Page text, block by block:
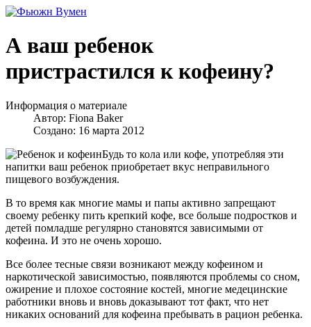
А ваш ребенок
пристрастился к кофеину?
Информация о материале
Автор: Fiona Baker
Создано: 16 марта 2012
Будь то кола или кофе, употребляя эти
напитки ваш ребенок приобретает вкус неправильного
пищевого возбуждения.
В то время как многие мамы и папы активно запрещают
своему ребенку пить крепкий кофе, все больше подростков и
детей помладше регулярно становятся зависимыми от
кофеина. И это не очень хорошо.
Все более тесные связи возникают между кофеином и
наркотической зависимостью, появляются проблемы со сном,
ожирение и плохое состояние костей, многие медецинские
работники вновь и вновь доказывают тот факт, что нет
никаких оснований для кофеина пребывать в рацион ребенка.